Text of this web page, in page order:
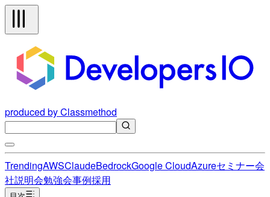
produced by Classmethod
TrendingAWSClaudeBedrockGoogle CloudAzureセミナー会
社説明会勉強会事例採用